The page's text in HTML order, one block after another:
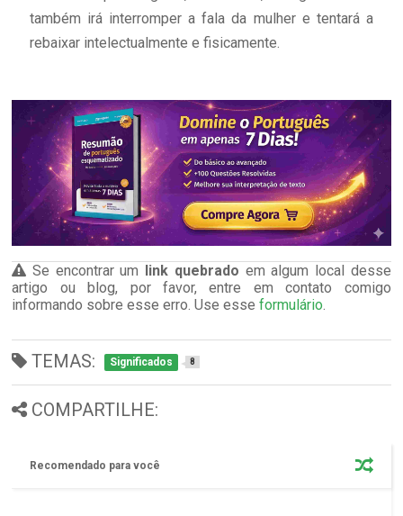
também irá interromper a fala da mulher e tentará a
rebaixar intelectualmente e fisicamente.
Se encontrar um link quebrado em algum local desse
artigo ou blog, por favor, entre em contato comigo
informando sobre esse erro. Use esseformulário.
TEMAS: Significados 8
COMPARTILHE:
Recomendado para você